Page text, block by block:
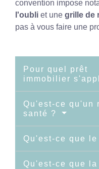
convention impose
l'oubli et une grille de
pas à vous faire une
Pour quel prêt
immobilier
Qu'est-ce qu'un
santé ?
Qu'est-ce que
Qu'est-ce que